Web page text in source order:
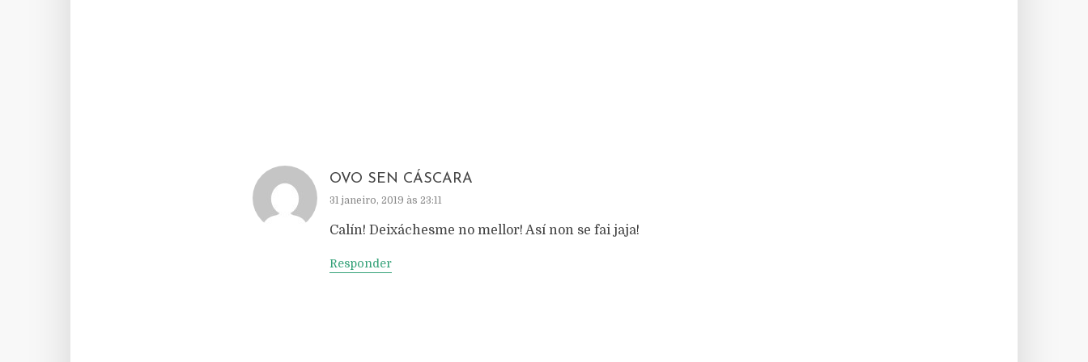
OVO SEN CÁSCARA
31 janeiro, 2019 às 23:11
Calín! Deixáchesme no mellor! Así non se fai jaja!
Responder